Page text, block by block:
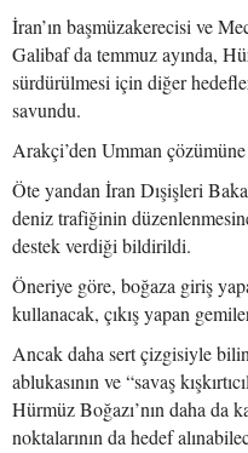
İran’ın başmüzakerecisi ve
Galibaf da temmuz ayında,
sürdürülmesi için diğer
savundu.
Arakçi’den Umman
Öte yandan İran Dışişleri
deniz trafiğinin
destek verdiği bildirildi.
Öneriye göre, boğaza giriş
kullanacak, çıkış yapan
Ancak daha sert çizgisiyle
ablukasının ve “savaş
Hürmüz Boğazı’nın daha da
noktalarının da hedef